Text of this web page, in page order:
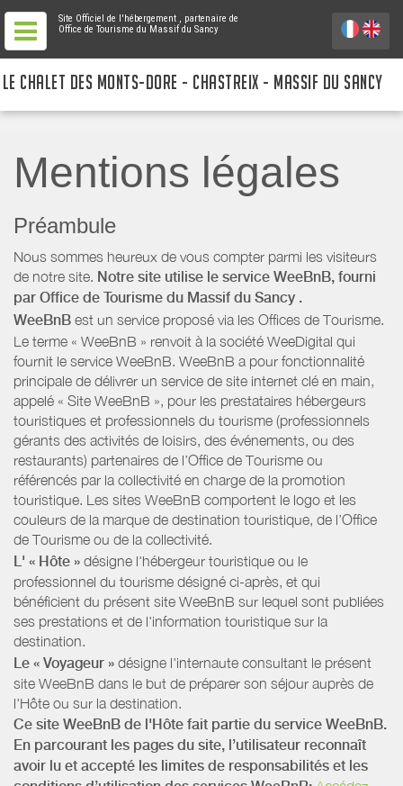
Site Officiel de l'hébergement , partenaire de
Office de Tourisme du Massif du Sancy
LE CHALET DES MONTS-DORE - CHASTREIX - MASSIF DU SANCY
Mentions légales
Préambule
Nous sommes heureux de vous compter parmi les visiteurs
de notre site. Notre site utilise le service WeeBnB, fourni
par Office de Tourisme du Massif du Sancy .
WeeBnB est un service proposé via les Offices de Tourisme.
Le terme « WeeBnB » renvoit à la société WeeDigital qui
fournit le service WeeBnB. WeeBnB a pour fonctionnalité
principale de délivrer un service de site internet clé en main,
appelé « Site WeeBnB », pour les prestataires hébergeurs
touristiques et professionnels du tourisme (professionnels
gérants des activités de loisirs, des événements, ou des
restaurants) partenaires de l’Office de Tourisme ou
référencés par la collectivité en charge de la promotion
touristique. Les sites WeeBnB comportent le logo et les
couleurs de la marque de destination touristique, de l’Office
de Tourisme ou de la collectivité.
L' « Hôte » désigne l'hébergeur touristique ou le
professionnel du tourisme désigné ci-après, et qui
bénéficient du présent site WeeBnB sur lequel sont publiées
ses prestations et de l'information touristique sur la
destination.
Le « Voyageur » désigne l'internaute consultant le présent
site WeeBnB dans le but de préparer son séjour auprès de
l'Hôte ou sur la destination.
Ce site WeeBnB de l'Hôte fait partie du service WeeBnB.
En parcourant les pages du site, l’utilisateur reconnaît
avoir lu et accepté les limites de responsabilités et les